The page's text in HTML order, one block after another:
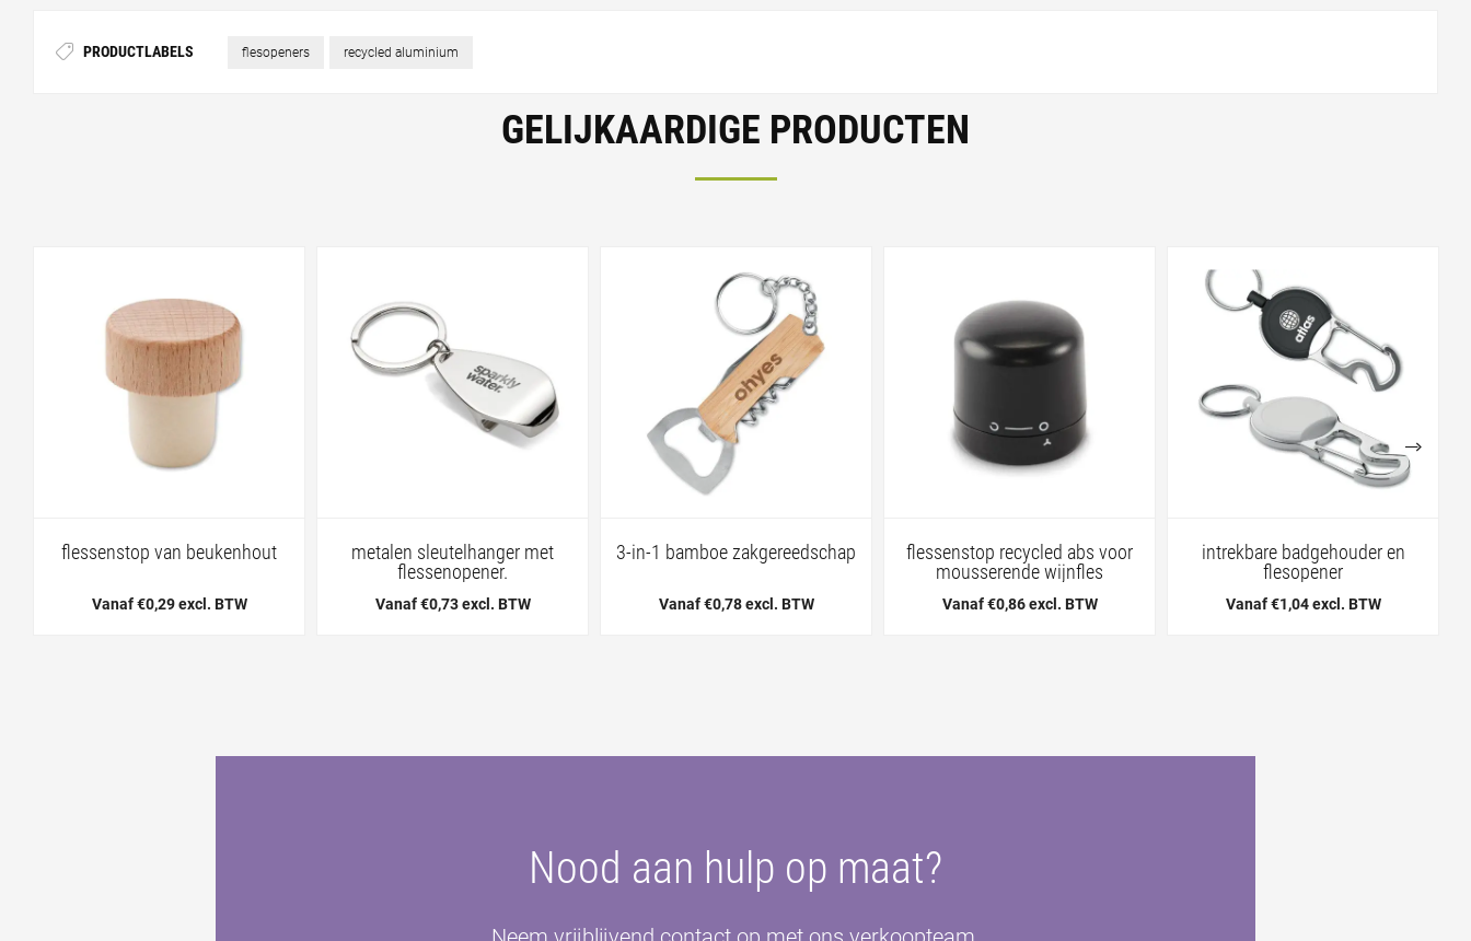
PRODUCTLABELS flesopeners recycled aluminium
GELIJKAARDIGE PRODUCTEN
flessenstop van beukenhout
Vanaf €0,29 excl. BTW
metalen sleutelhanger met
flessenopener.
Vanaf €0,73 excl. BTW
3-in-1 bamboe zakgereedschap
Vanaf €0,78 excl. BTW
flessenstop recycled abs voor
mousserende wijnfles
Vanaf €0,86 excl. BTW
intrekbare badgehouder en
flesopener
Vanaf €1,04 excl. BTW
Nood aan hulp op maat?